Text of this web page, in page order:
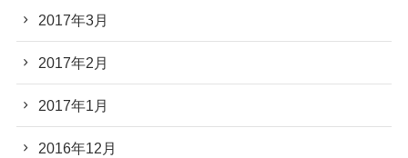
2017年3月
2017年2月
2017年1月
2016年12月